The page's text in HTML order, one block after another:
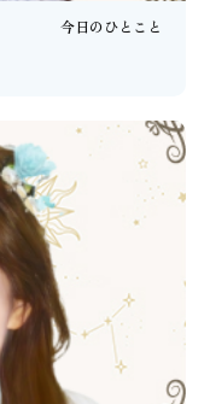
今日のひとこと